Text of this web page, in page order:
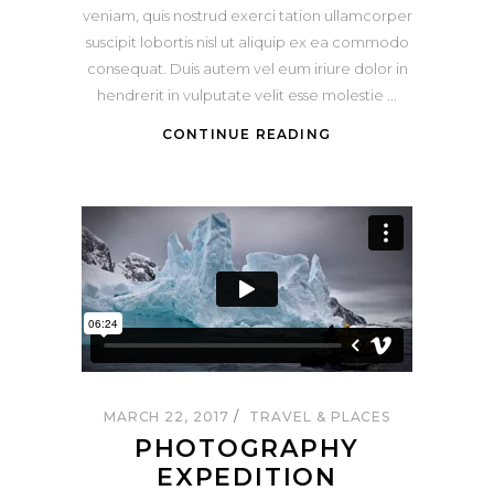
veniam, quis nostrud exerci tation ullamcorper
suscipit lobortis nisl ut aliquip ex ea commodo
consequat. Duis autem vel eum iriure dolor in
hendrerit in vulputate velit esse molestie
CONTINUE READING
MARCH 22, 2017 TRAVEL & PLACES
PHOTOGRAPHY
EXPEDITION